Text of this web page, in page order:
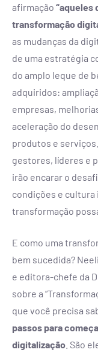
afirmação “aqueles
transformação
as mudanças da
de uma estratégia
do amplo leque de
adquiridos:
empresas,
aceleração do
produtos e
gestores, líderes e
irão encarar o
condições e cultura
transformação
E como uma
bem sucedida?
e editora-chefe da
sobre a
que você precisa
passos para
digitalização . São